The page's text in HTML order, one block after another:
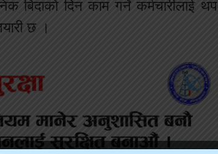
बिदाको दिन काम गर्ने कर्मचारीलाई थप
छ ।